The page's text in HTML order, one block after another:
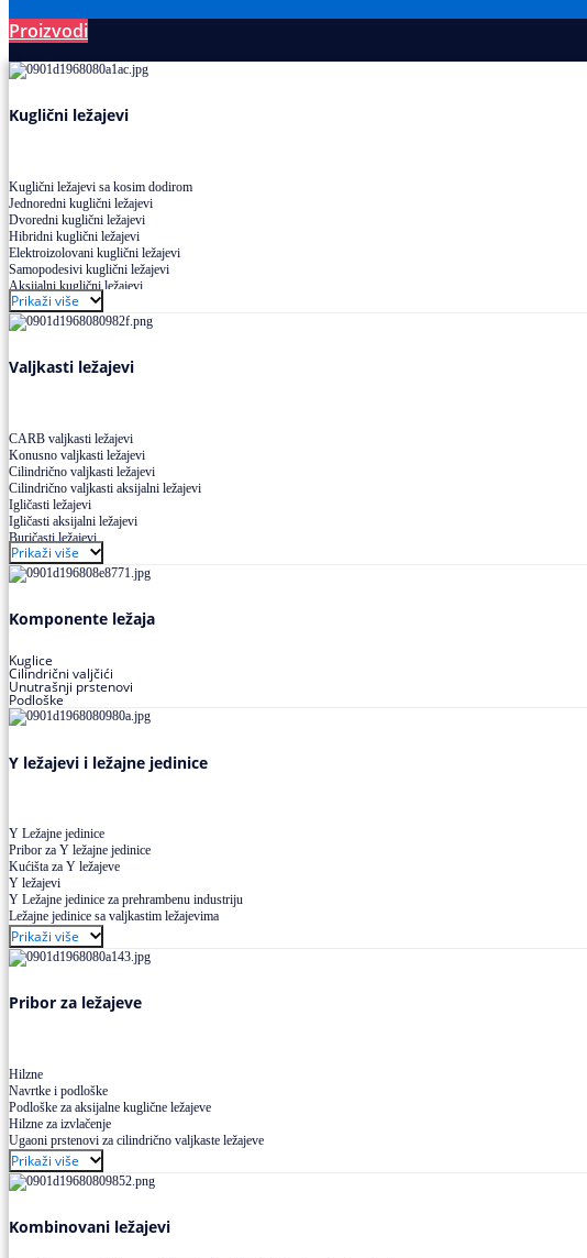
Proizvodi
Kuglični ležajevi
Kuglični ležajevi sa kosim dodirom
Jednoredni kuglični ležajevi
Dvoredni kuglični ležajevi
Hibridni kuglični ležajevi
Elektroizolovani kuglični ležajevi
Samopodesivi kuglični ležajevi
Aksijalni kuglični ležajevi
Kuglični ležajevi od nerđajućeg čelika
Prikaži više
Valjkasti ležajevi
CARB valjkasti ležajevi
Konusno valjkasti ležajevi
Cilindrično valjkasti ležajevi
Cilindrično valjkasti aksijalni ležajevi
Igličasti ležajevi
Igličasti aksijalni ležajevi
Buričasti ležajevi
Buričasti zaptiveni ležajevi
Buričasti aksijalni ležajevi
Prikaži više
Komponente ležaja
Kuglice
Cilindrični valjčići
Unutrašnji prstenovi
Podloške
Y ležajevi i ležajne jedinice
Y Ležajne jedinice
Pribor za Y ležajne jedinice
Kućišta za Y ležajeve
Y ležajevi
Y Ležajne jedinice za prehrambenu industriju
Ležajne jedinice sa valjkastim ležajevima
Prikaži više
Pribor za ležajeve
Hilzne
Navrtke i podloške
Podloške za aksijalne kuglične ležajeve
Hilzne za izvlačenje
Ugaoni prstenovi za cilindrično valjkaste ležajeve
Prikaži više
Kombinovani ležajevi